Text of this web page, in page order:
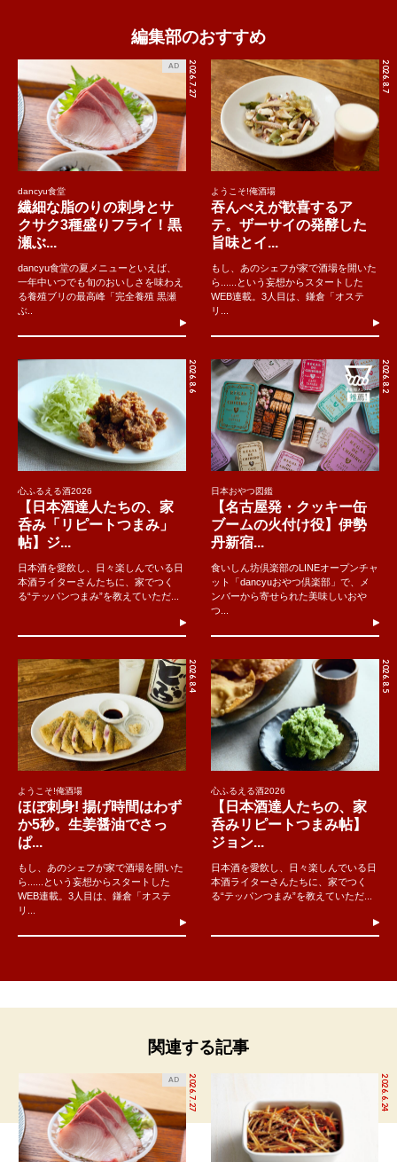
編集部のおすすめ
2026.7.27
AD
dancyu食堂
繊細な脂のりの刺身とサ
クサク3種盛りフライ！黒
瀬ぶ...
dancyu食堂の夏メニューといえば、
一年中いつでも旬のおいしさを味わえ
る養殖ブリの最高峰「完全養殖 黒瀬
ぶ..
2026.8.7
ようこそ!俺酒場
吞んべえが歓喜するア
テ。ザーサイの発酵した
旨味とイ...
もし、あのシェフが家で酒場を開いた
ら......という妄想からスタートした
WEB連載。3人目は、鎌倉「オステ
リ...
2026.8.6
心ふるえる酒2026
【日本酒達人たちの、家
呑み「リピートつまみ」
帖】ジ...
日本酒を愛飲し、日々楽しんでいる日
本酒ライターさんたちに、家でつく
る“テッパンつまみ”を教えていただ...
2026.8.2
日本おやつ図鑑
【名古屋発・クッキー缶
ブームの火付け役】伊勢
丹新宿...
食いしん坊倶楽部のLINEオープンチャ
ット「dancyuおやつ倶楽部」で、メ
ンバーから寄せられた美味しいおや
つ...
2026.8.4
ようこそ!俺酒場
ほぼ刺身! 揚げ時間はわず
か5秒。生姜醤油でさっ
ぱ...
もし、あのシェフが家で酒場を開いた
ら......という妄想からスタートした
WEB連載。3人目は、鎌倉「オステ
リ...
2026.8.5
心ふるえる酒2026
【日本酒達人たちの、家
呑みリピートつまみ帖】
ジョン...
日本酒を愛飲し、日々楽しんでいる日
本酒ライターさんたちに、家でつく
る“テッパンつまみ”を教えていただ...
関連する記事
2026.7.27
AD 2026.6.24